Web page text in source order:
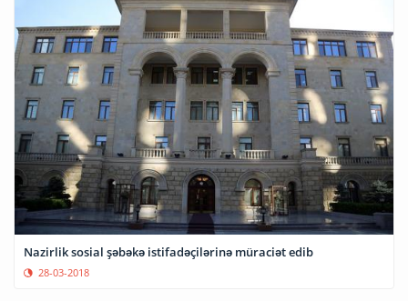
Nazirlik sosial şəbəkə istifadəçilərinə müraciət edib
28-03-2018